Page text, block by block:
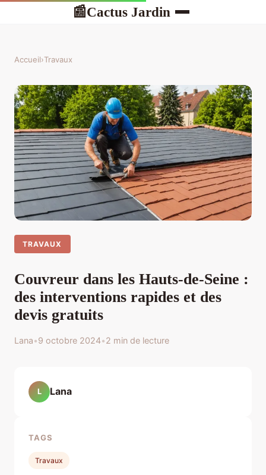
📰Cactus Jardin
Accueil›Travaux
TRAVAUX
Couvreur dans les Hauts-de-Seine :
des interventions rapides et des
devis gratuits
Lana•9 octobre 2024•2 min de lecture
L Lana
TAGS
Travaux